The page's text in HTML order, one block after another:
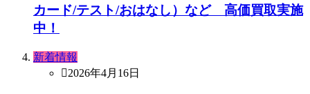
カード/テスト/おはなし）など 高価買取実施
中！
新着情報
2026年4月16日